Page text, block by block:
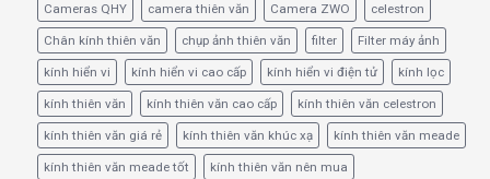
Cameras QHY camera thiên văn Camera ZWO celestron
Chân kính thiên văn chụp ảnh thiên văn filter Filter máy ảnh
kính hiển vi kính hiển vi cao cấp kính hiển vi điện tử kính lọc
kính thiên văn kính thiên văn cao cấp kính thiên văn celestron
kính thiên văn giá rẻ kính thiên văn khúc xạ kính thiên văn meade
kính thiên văn meade tốt kính thiên văn nên mua